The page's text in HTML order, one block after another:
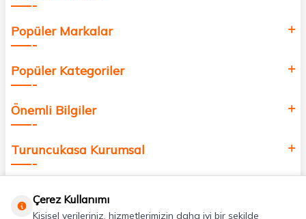
Popüler Markalar
Popüler Kategoriler
Önemli Bilgiler
Turuncukasa Kurumsal
Çerez Kullanımı
Kişisel verileriniz, hizmetlerimizin daha iyi bir şekilde